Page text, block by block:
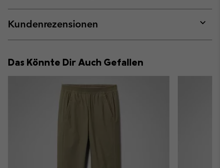
or
Kundenrezensionen
or
Das Könnte Dir Auch Gefallen